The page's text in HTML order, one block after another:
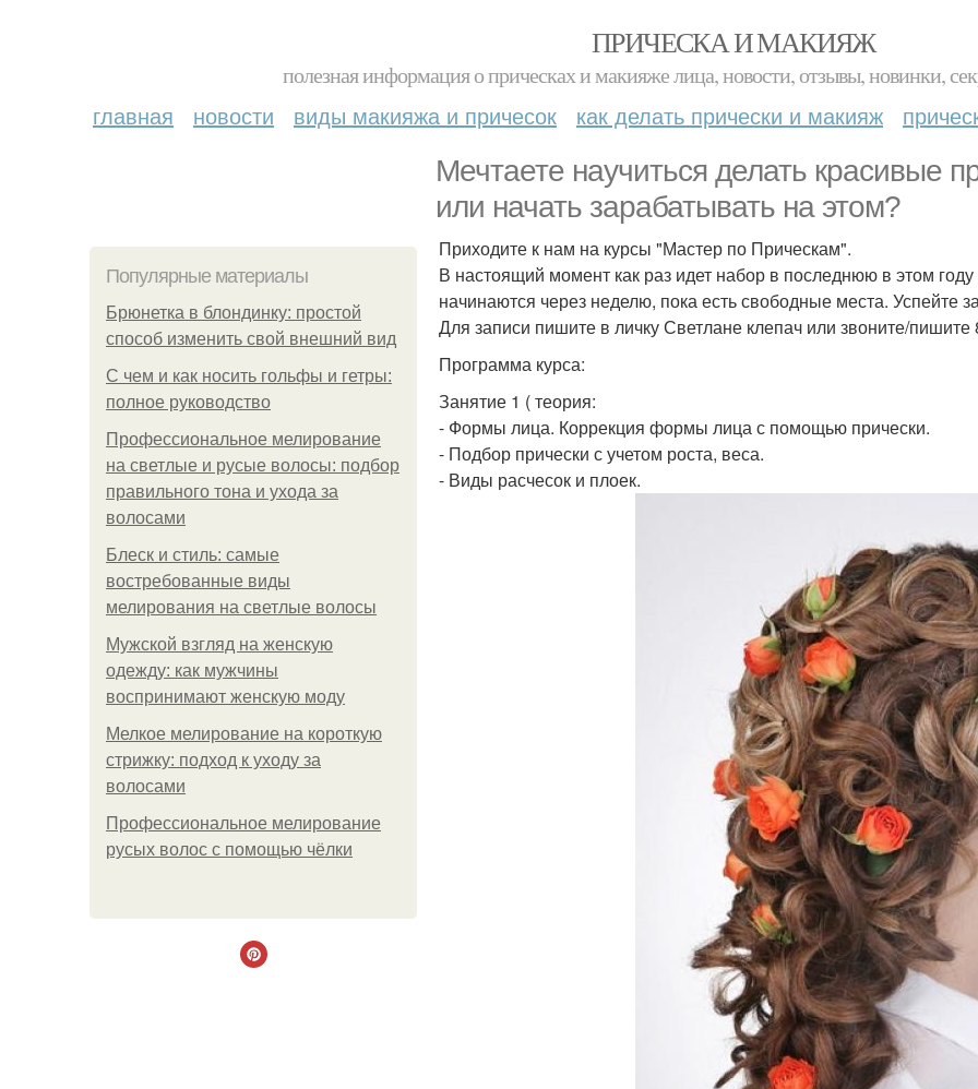
ПРИЧЕСКА И МАКИЯЖ
полезная информация о прическах и макияже лица, новости, отзывы, новинки,
главная новости виды макияжа и причесок как делать прически и макияж
Мечтаете научиться делать красивые
или начать зарабатывать на этом?
Популярные материалы
Брюнетка в блондинку: простой
способ изменить свой внешний вид
С чем и как носить гольфы и гетры:
полное руководство
Профессиональное мелирование
на светлые и русые волосы: подбор
правильного тона и ухода за
волосами
Блеск и стиль: самые
востребованные виды
мелирования на светлые волосы
Мужской взгляд на женскую
одежду: как мужчины
воспринимают женскую моду
Мелкое мелирование на короткую
стрижку: подход к уходу за
волосами
Профессиональное мелирование
русых волос с помощью чёлки
Приходите к нам на курсы "Мастер по Прическам".
В настоящий момент как раз идет набор в последнюю в этом
начинаются через неделю, пока есть свободные места. Успейте
Для записи пишите в личку Светлане клепач или звоните/пишите
Программа курса:
Занятие 1 ( теория:
- Формы лица. Коррекция формы лица с помощью прически.
- Подбор прически с учетом роста, веса.
- Виды расчесок и плоек.